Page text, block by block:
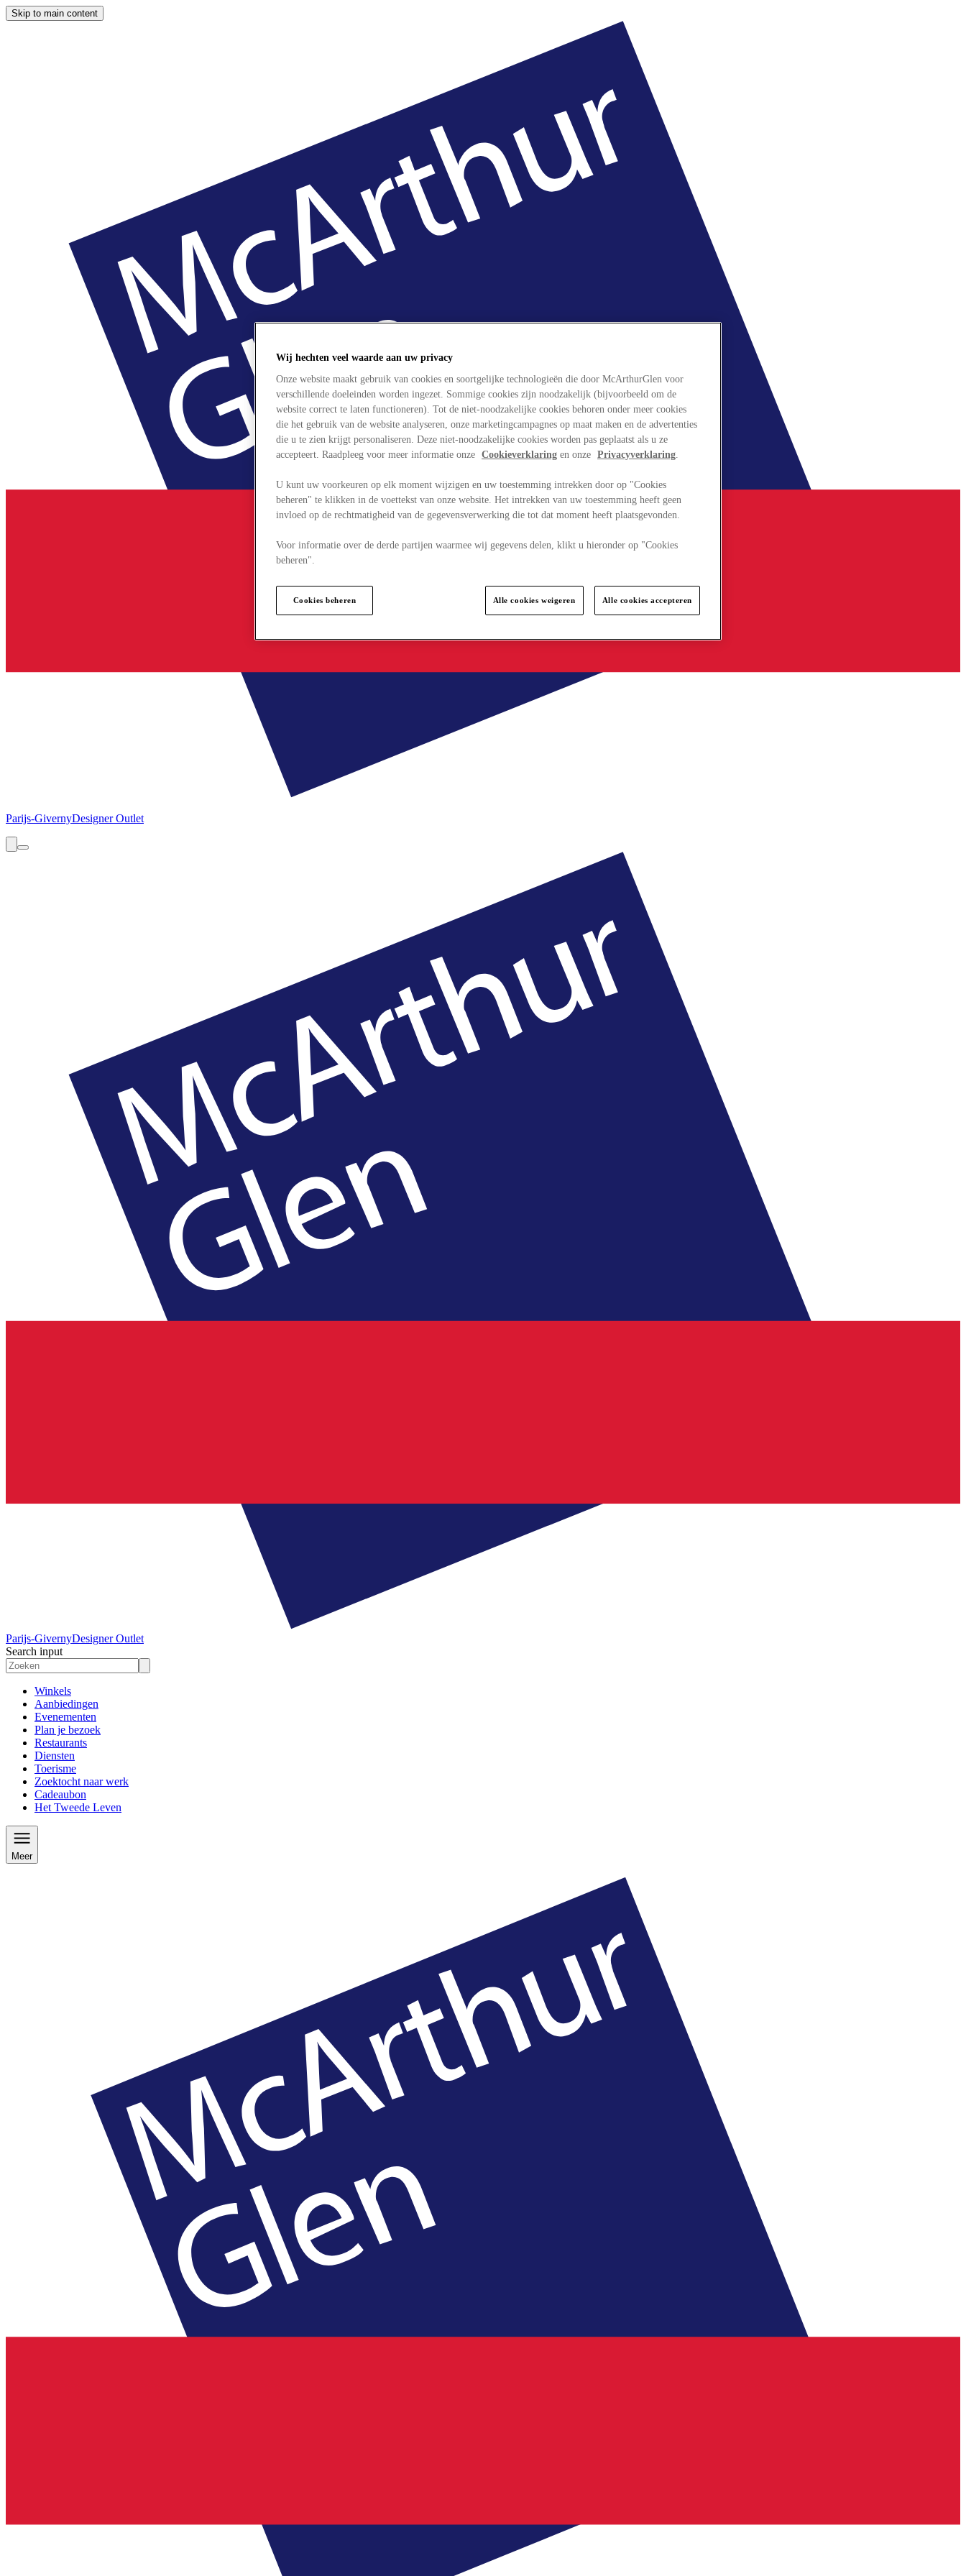
Skip to main content
Parijs-GivernyDesigner Outlet
Parijs-GivernyDesigner Outlet
Search input
Winkels
Aanbiedingen
Evenementen
Plan je bezoek
Restaurants
Diensten
Toerisme
Zoektocht naar werk
Cadeaubon
Het Tweede Leven
Meer
Wij hechten veel waarde aan uw privacy
Onze website maakt gebruik van cookies en soortgelijke technologieën die door McArthurGlen voor
verschillende doeleinden worden ingezet. Sommige cookies zijn noodzakelijk (bijvoorbeeld om de
website correct te laten functioneren). Tot de niet-noodzakelijke cookies behoren onder meer cookies
die het gebruik van de website analyseren, onze marketingcampagnes op maat maken en de advertenties
die u te zien krijgt personaliseren. Deze niet-noodzakelijke cookies worden pas geplaatst als u ze
accepteert. Raadpleeg voor meer informatie onze Cookieverklaring en onze Privacyverklaring.
U kunt uw voorkeuren op elk moment wijzigen en uw toestemming intrekken door op "Cookies
beheren" te klikken in de voettekst van onze website. Het intrekken van uw toestemming heeft geen
invloed op de rechtmatigheid van de gegevensverwerking die tot dat moment heeft plaatsgevonden.
Voor informatie over de derde partijen waarmee wij gegevens delen, klikt u hieronder op "Cookies
beheren".
Cookies beheren Alle cookies weigeren Alle cookies accepteren